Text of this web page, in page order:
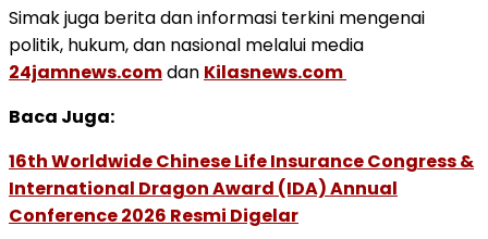
Simak juga berita dan informasi terkini mengenai
politik, hukum, dan nasional melalui media
24jamnews.comdan Kilasnews.com
Baca Juga:
16th Worldwide Chinese Life Insurance Congress &
International Dragon Award (IDA) Annual
Conference 2026 Resmi Digelar